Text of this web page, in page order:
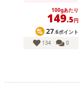
100gあたり
149.5円
27.6ポイント
134
0